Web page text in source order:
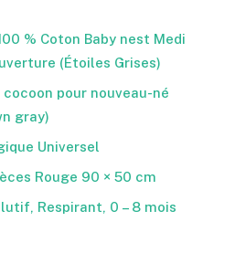
% Coton Baby nest Medi
(Étoiles Grises)
pour nouveau-né
gray)
Universel
Rouge 90 × 50 cm
Respirant, 0 – 8 mois